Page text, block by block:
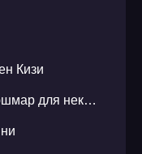
Кизи
Академия зла 3. Оживший кошмар для некроманта - Ольга Хусаинова